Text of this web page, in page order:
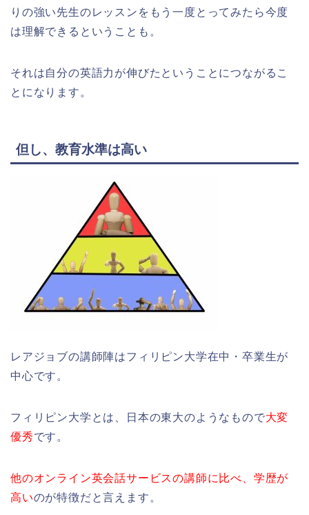
りの強い先生のレッスンをもう一度とってみたら今度
は理解できるということも。
それは自分の英語力が伸びたということにつながるこ
とになります。
但し、教育水準は高い
レアジョブの講師陣はフィリピン大学在中・卒業生が
中心です。
フィリピン大学とは、日本の東大のようなもので大変
優秀です。
他のオンライン英会話サービスの講師に比べ、学歴が
高いのが特徴だと言えます。